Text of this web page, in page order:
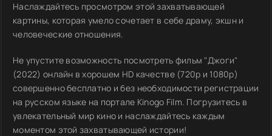
Наслаждайтесь просмотром этой захватывающей
картины, которая умело сочетает в себе драму, экшн и
человеческие отношения.
Не упустите возможность посмотреть фильм "Джоги"
(2022) онлайн в хорошем HD качестве (720p и 1080p)
совершенно бесплатно и без необходимости регистрации
на русском языке на портале Kinogo Film. Погрузитесь в
увлекательный мир кино и наслаждайтесь каждым
моментом этой захватывающей истории!